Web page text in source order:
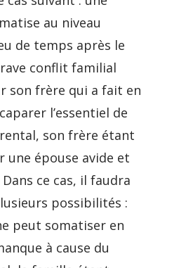
au niveau
de temps après le
conflit familial
son frère qui a fait en
l’essentiel de
son frère étant
une épouse avide et
ce cas, il faudra
possibilités :
peut somatiser en
à cause du